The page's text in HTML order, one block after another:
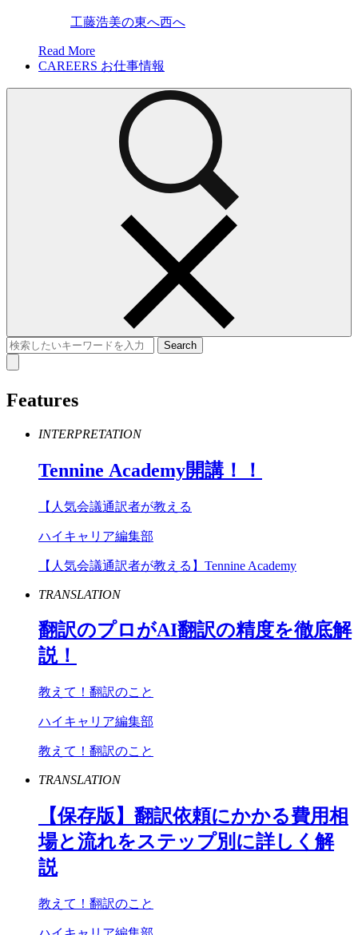
工藤浩美の東へ西へ
Read More
CAREERS お仕事情報
Features
INTERPRETATION
Tennine Academy開講！！
【人気会議通訳者が教える
ハイキャリア編集部
【人気会議通訳者が教える】Tennine Academy
TRANSLATION
翻訳のプロがAI翻訳の精度を徹底解
説！
教えて！翻訳のこと
ハイキャリア編集部
教えて！翻訳のこと
TRANSLATION
【保存版】翻訳依頼にかかる費用相
場と流れをステップ別に詳しく解
説
教えて！翻訳のこと